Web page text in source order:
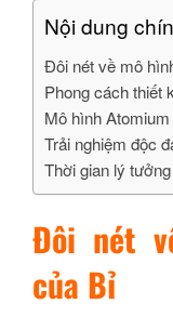
Nội dung
Đôi nét về mô
Phong cách thiết
Mô hình
Trải nghiệm độc
Thời gian lý
Đôi nét
của Bỉ